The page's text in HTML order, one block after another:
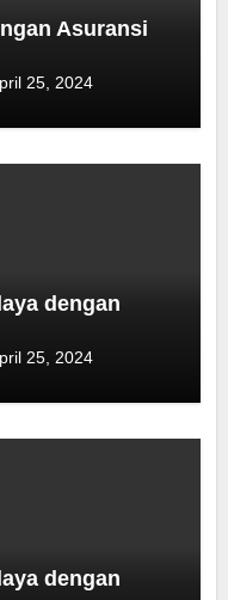
Asuransi
25, 2024
dengan
25, 2024
dengan